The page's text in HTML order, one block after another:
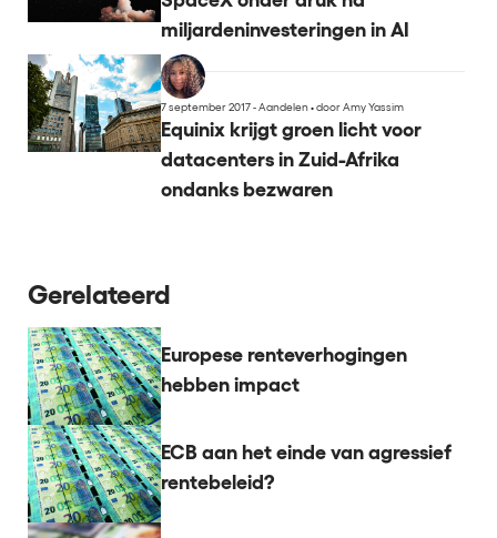
miljardeninvesteringen in AI
7 september 2017 - Aandelen•door Amy Yassim
Equinix krijgt groen licht voor
datacenters in Zuid-Afrika
ondanks bezwaren
Gerelateerd
Europese renteverhogingen
hebben impact
ECB aan het einde van agressief
rentebeleid?